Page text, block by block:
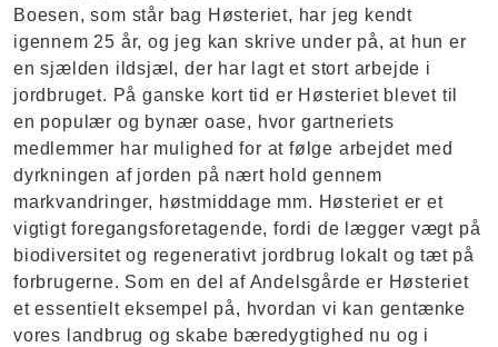
Boesen, som står bag Høsteriet, har jeg kendt
igennem 25 år, og jeg kan skrive under på, at hun er
en sjælden ildsjæl, der har lagt et stort arbejde i
jordbruget. På ganske kort tid er Høsteriet blevet til
en populær og bynær oase, hvor gartneriets
medlemmer har mulighed for at følge arbejdet med
dyrkningen af jorden på nært hold gennem
markvandringer, høstmiddage mm. Høsteriet er et
vigtigt foregangsforetagende, fordi de lægger vægt på
biodiversitet og regenerativt jordbrug lokalt og tæt på
forbrugerne. Som en del af Andelsgårde er Høsteriet
et essentielt eksempel på, hvordan vi kan gentænke
vores landbrug og skabe bæredygtighed nu og i